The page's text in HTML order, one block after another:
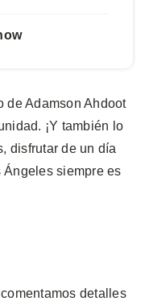
de Adamson Ahdoot
¡Y también lo
disfrutar de un día
siempre es
detalles